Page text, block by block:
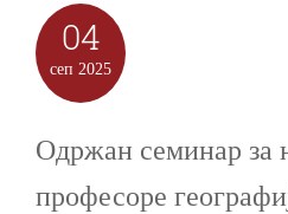
04
сеп 2025
Одржан семинар за
професоре